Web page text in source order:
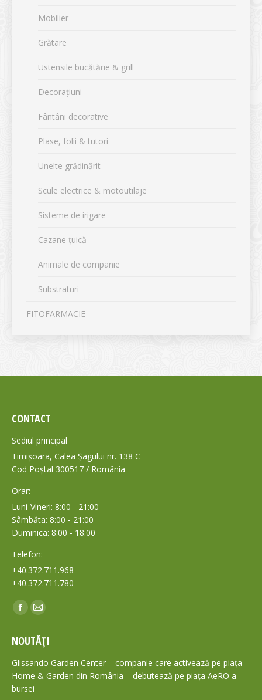
Mobilier
Grătare
Ustensile bucătărie & grill
Decorațiuni
Fântâni decorative
Plase, folii & tutori
Unelte grădinărit
Scule electrice & motoutilaje
Sisteme de irigare
Cazane țuică
Animale de companie
Substraturi
FITOFARMACIE
CONTACT
Sediul principal
Timișoara, Calea Șagului nr. 138 C
Cod Poștal 300517 / România
Orar:
Luni-Vineri: 8:00 - 21:00
Sâmbăta: 8:00 - 21:00
Duminica: 8:00 - 18:00
Telefon:
+40.372.711.968
+40.372.711.780
Find us on:
Facebook
opens
in
new
window
Mail
opens
in
new
NOUTĂȚI
Glissando Garden Center – companie care activează pe piața
Home & Garden din România – debutează pe piața AeRO a
bursei